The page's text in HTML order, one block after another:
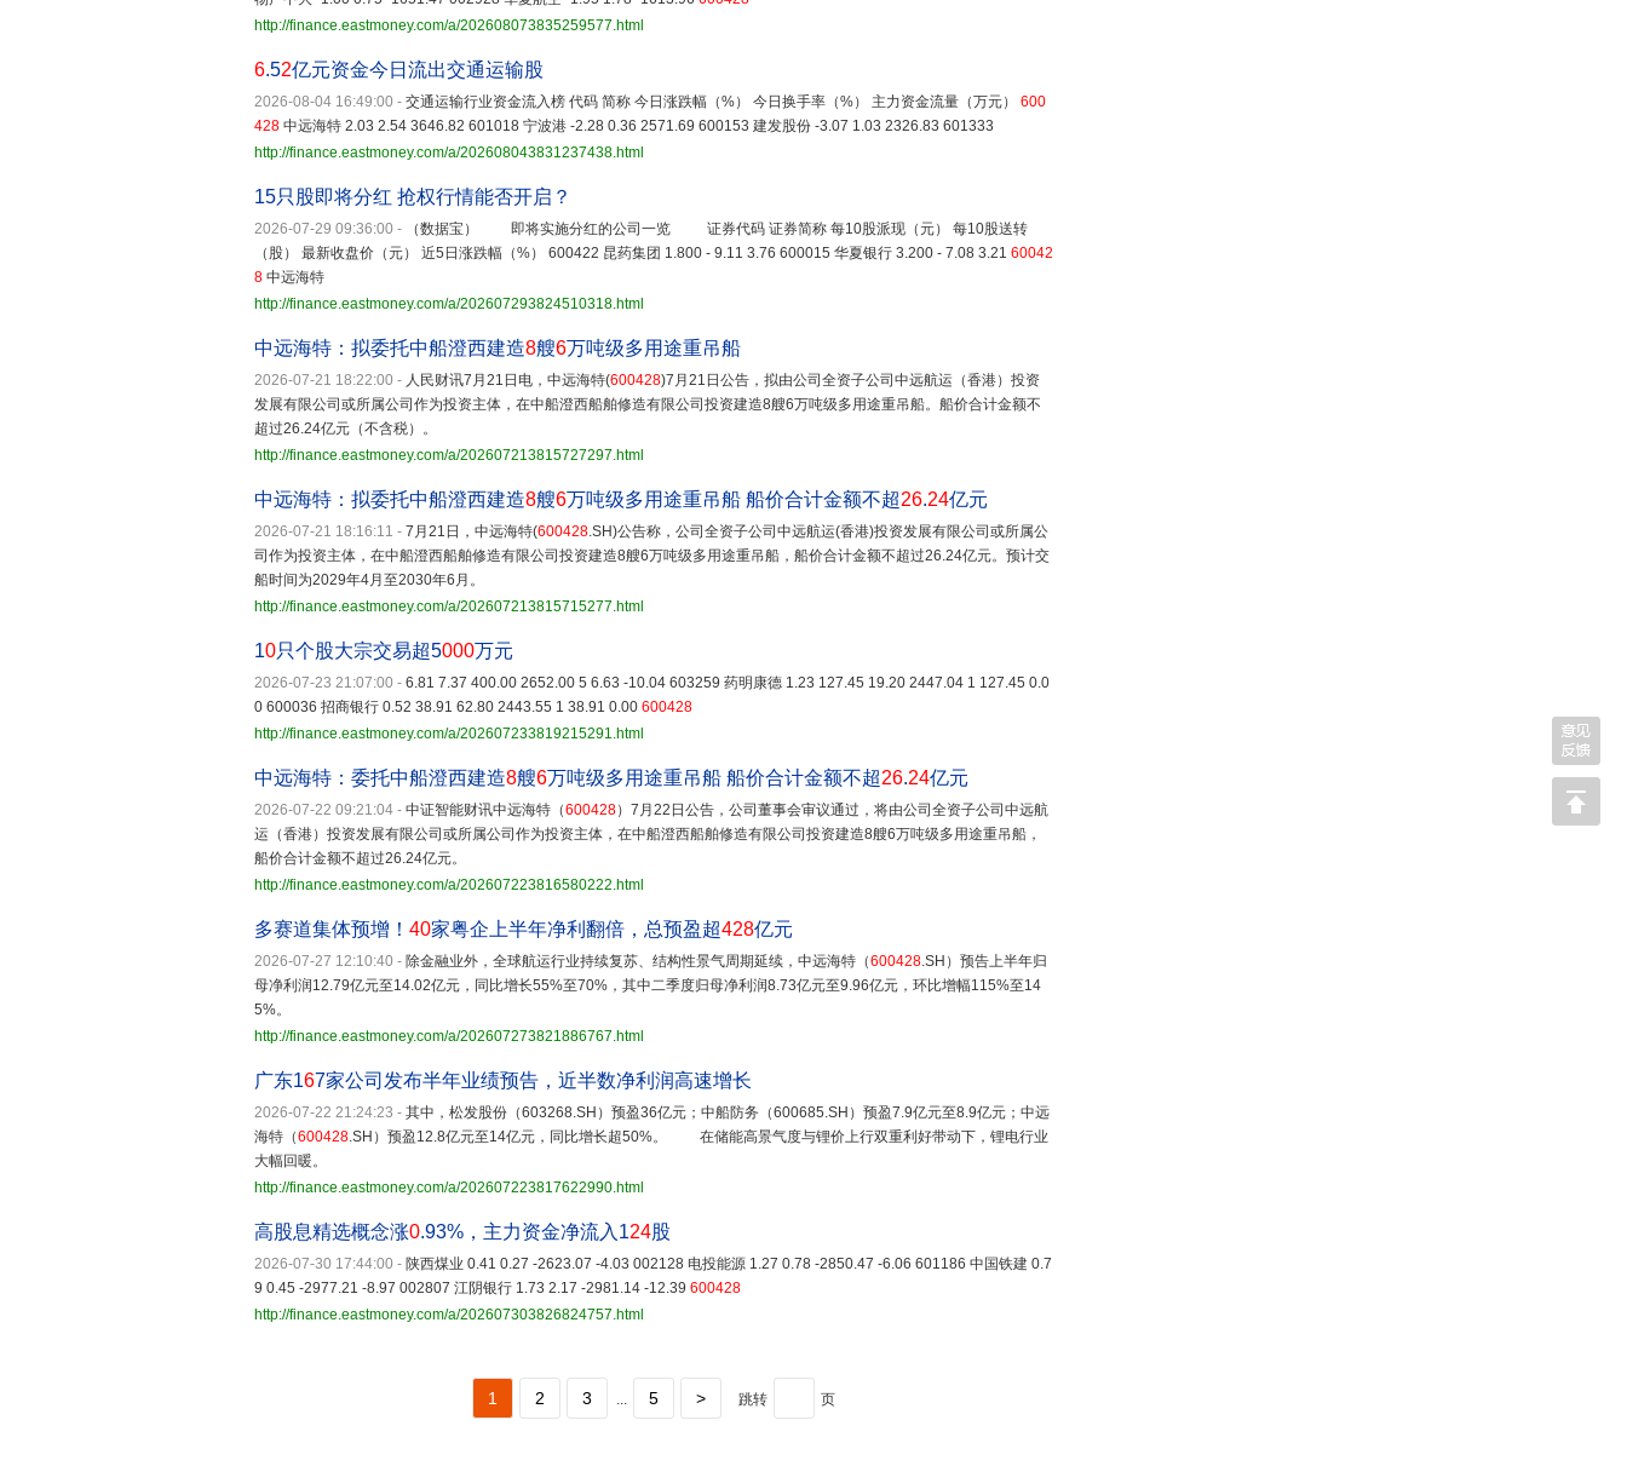
http://finance.eastmoney.com/a/202608073835259577.html
6.52亿元资金今日流出交通运输股
2026-08-04 16:49:00 - 交通运输行业资金流入榜 代码 简称 今日涨跌幅（%） 今日换手率（%） 主力资金流量（万元） 600
428 中远海特 2.03 2.54 3646.82 601018 宁波港 -2.28 0.36 2571.69 600153 建发股份 -3.07 1.03 2326.83 601333
http://finance.eastmoney.com/a/202608043831237438.html
15只股即将分红 抢权行情能否开启？
2026-07-29 09:36:00 -
（数据宝） 即将实施分红的公司一览 证券代码 证券简称 每10股派现（元） 每10股送转
（股） 最新收盘价（元） 近5日涨跌幅（%） 600422 昆药集团 1.800 - 9.11 3.76 600015 华夏银行 3.200 - 7.08 3.21 60042
8 中远海特
http://finance.eastmoney.com/a/202607293824510318.html
中远海特：拟委托中船澄西建造8艘6万吨级多用途重吊船
2026-07-21 18:22:00 - 人民财讯7月21日电，中远海特(600428)7月21日公告，拟由公司全资子公司中远航运（香港）投资
发展有限公司或所属公司作为投资主体，在中船澄西船舶修造有限公司投资建造8艘6万吨级多用途重吊船。船价合计金额不
超过26.24亿元（不含税）。
http://finance.eastmoney.com/a/202607213815727297.html
中远海特：拟委托中船澄西建造8艘6万吨级多用途重吊船 船价合计金额不超26.24亿元
2026-07-21 18:16:11 - 7月21日，中远海特(600428.SH)公告称，公司全资子公司中远航运(香港)投资发展有限公司或所属公
司作为投资主体，在中船澄西船舶修造有限公司投资建造8艘6万吨级多用途重吊船，船价合计金额不超过26.24亿元。预计交
船时间为2029年4月至2030年6月。
http://finance.eastmoney.com/a/202607213815715277.html
10只个股大宗交易超5000万元
2026-07-23 21:07:00 - 6.81 7.37 400.00 2652.00 5 6.63 -10.04 603259 药明康德 1.23 127.45 19.20 2447.04 1 127.45 0.0
0 600036 招商银行 0.52 38.91 62.80 2443.55 1 38.91 0.00 600428
http://finance.eastmoney.com/a/202607233819215291.html
中远海特：委托中船澄西建造8艘6万吨级多用途重吊船 船价合计金额不超26.24亿元
2026-07-22 09:21:04 - 中证智能财讯中远海特（600428）7月22日公告，公司董事会审议通过，将由公司全资子公司中远航
运（香港）投资发展有限公司或所属公司作为投资主体，在中船澄西船舶修造有限公司投资建造8艘6万吨级多用途重吊船，
船价合计金额不超过26.24亿元。
http://finance.eastmoney.com/a/202607223816580222.html
多赛道集体预增！ 40家粤企上半年净利翻倍，总预盈超428亿元
2026-07-27 12:10:40 - 除金融业外，全球航运行业持续复苏、结构性景气周期延续，中远海特（600428.SH）预告上半年归
母净利润12.79亿元至14.02亿元，同比增长55%至70%，其中二季度归母净利润8.73亿元至9.96亿元，环比增幅115%至14
5%。
http://finance.eastmoney.com/a/202607273821886767.html
广东167家公司发布半年业绩预告，近半数净利润高速增长
2026-07-22 21:24:23 - 其中，松发股份（603268.SH）预盈36亿元；中船防务（600685.SH）预盈7.9亿元至8.9亿元；中远
海特（600428.SH）预盈12.8亿元至14亿元，同比增长超50%。 在储能高景气度与锂价上行双重利好带动下，锂电行业
大幅回暖。
http://finance.eastmoney.com/a/202607223817622990.html
高股息精选概念涨0.93%，主力资金净流入124股
2026-07-30 17:44:00 - 陕西煤业 0.41 0.27 -2623.07 -4.03 002128 电投能源 1.27 0.78 -2850.47 -6.06 601186 中国铁建 0.7
9 0.45 -2977.21 -8.97 002807 江阴银行 1.73 2.17 -2981.14 -12.39 600428
http://finance.eastmoney.com/a/202607303826824757.html
1 2 3 ... 5 > 跳转 页